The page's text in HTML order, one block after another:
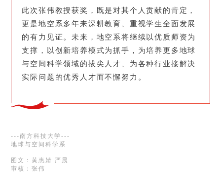
此次张伟教授获奖，既是对其个人贡献的肯定，
更是地空系多年来深耕教育、重视学生全面发展
的有力见证。未来，地空系将继续以优质师资为
支撑，以创新培养模式为抓手，为培养更多地球
与空间科学领域的拔尖人才、为各种行业接解决
实际问题的优秀人才而不懈努力。
---南方科技大学---
地球与空间科学系
图文：黄惠婧 严晨
审核：张伟